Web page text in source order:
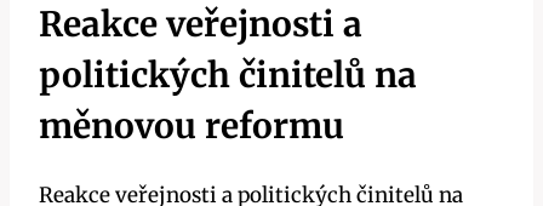
Reakce veřejnosti a
politických činitelů na
měnovou reformu
Reakce veřejnosti a politických činitelů na